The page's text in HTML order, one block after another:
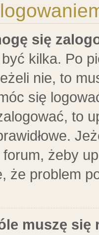
się
kilka. Po
nie, to
się
to
żeby
że problem
muszę się